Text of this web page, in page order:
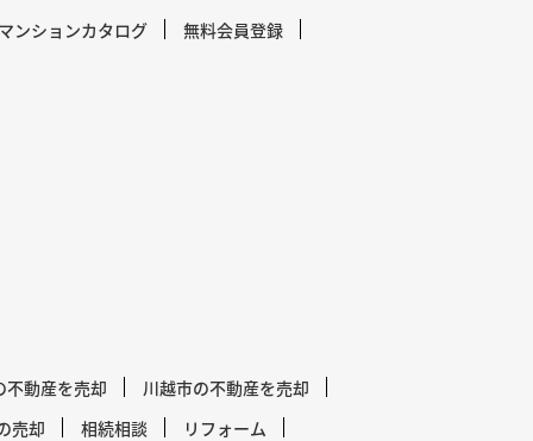
ンションカタログ 無料会員登録
不動産を売却
川越市の不動産を売却
売却
相続相談 リフォーム